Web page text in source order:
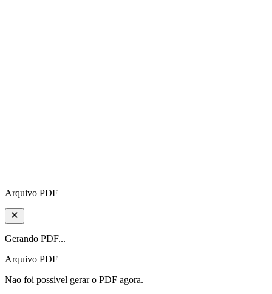
Arquivo PDF
Gerando PDF...
Arquivo PDF
Nao foi possivel gerar o PDF agora.